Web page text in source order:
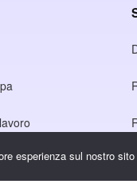
esperienza sul nostro